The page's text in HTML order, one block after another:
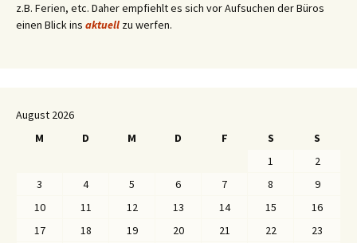
z.B. Ferien, etc. Daher empfiehlt es sich vor Aufsuchen der Büros
einen Blick ins aktuell zu werfen.
August 2026
M
D M D F S
S
1
2
3
4 5 6 7 8
9
10
11 12 13 14 15
16
17
18 19 20 21 22
23